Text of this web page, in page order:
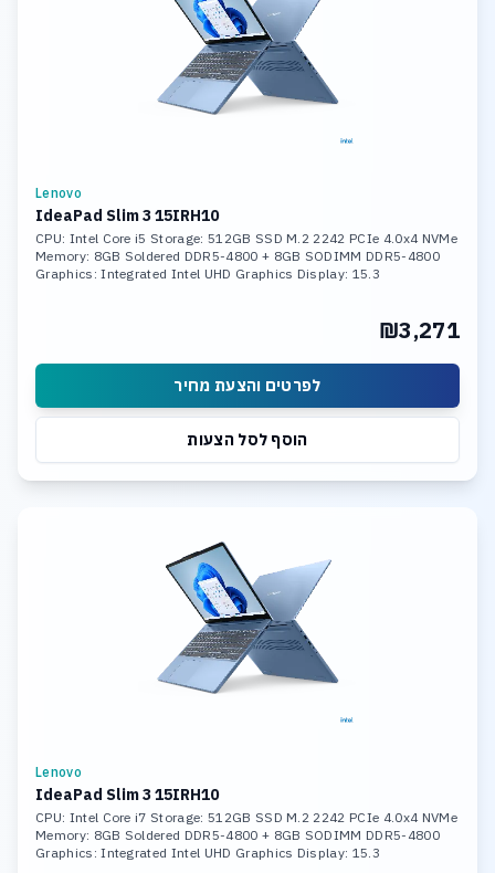
Lenovo
IdeaPad Slim 3 15IRH10
CPU: Intel Core i5 Storage: 512GB SSD M.2 2242 PCIe 4.0x4 NVMe
Memory: 8GB Soldered DDR5-4800 + 8GB SODIMM DDR5-4800
Graphics: Integrated Intel UHD Graphics Display: 15.3
₪3,271
לפרטים והצעת מחיר
הוסף לסל הצעות
Lenovo
IdeaPad Slim 3 15IRH10
CPU: Intel Core i7 Storage: 512GB SSD M.2 2242 PCIe 4.0x4 NVMe
Memory: 8GB Soldered DDR5-4800 + 8GB SODIMM DDR5-4800
Graphics: Integrated Intel UHD Graphics Display: 15.3